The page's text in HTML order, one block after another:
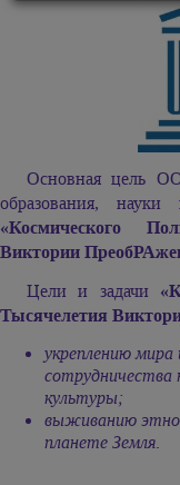
Основная цель
образования,
«Космического
Виктории
Цели и задачи
Тысячелетия
укреплению
сотрудничества
культуры;
выживанию
планете Земля.